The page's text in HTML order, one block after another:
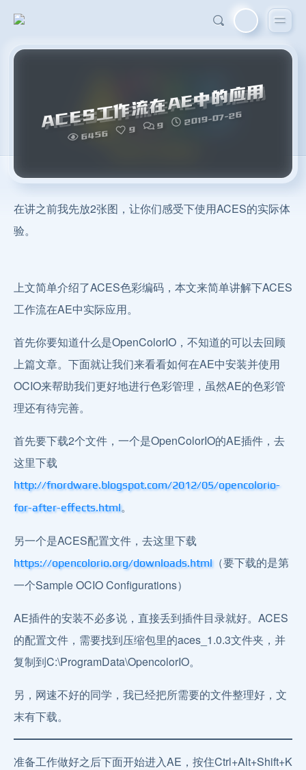
ACES工作流在AE中的应用
6456 9 9 2019-07-26
在讲之前我先放2张图，让你们感受下使用ACES的实际体
验。
上文简单介绍了ACES色彩编码，本文来简单讲解下ACES
工作流在AE中实际应用。
首先你要知道什么是OpenColorIO，不知道的可以去回顾
上篇文章。下面就让我们来看看如何在AE中安装并使用
OCIO来帮助我们更好地进行色彩管理，虽然AE的色彩管
理还有待完善。
首先要下载2个文件，一个是OpenColorIO的AE插件，去
这里下载
http://fnordware.blogspot.com/2012/05/opencolorio-
for-after-effects.html。
另一个是ACES配置文件，去这里下载
https://opencolorio.org/downloads.html（要下载的是第
一个Sample OCIO Configurations）
AE插件的安装不必多说，直接丢到插件目录就好。ACES
的配置文件，需要找到压缩包里的aces_1.0.3文件夹，并
复制到C:\ProgramData\OpencolorIO。
另，网速不好的同学，我已经把所需要的文件整理好，文
末有下载。
准备工作做好之后下面开始进入AE，按住Ctrl+Alt+Shift+K